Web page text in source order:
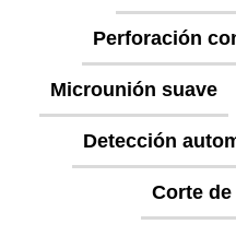
Perforación
Microunión suave
Detección
Corte